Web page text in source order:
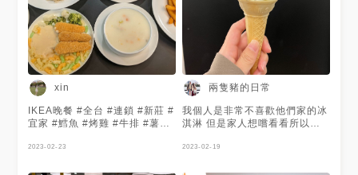
xin
IKEA晚餐 #全台 #連鎖 #新莊 #
宜家 #鱈魚 #烤雞 #牛排 #薯條
2023-02-23
兩隻豬的日常
我個人是非常不喜歡他們家的冰
淇淋 但是家人想嚐看看所以還
2023-02-19